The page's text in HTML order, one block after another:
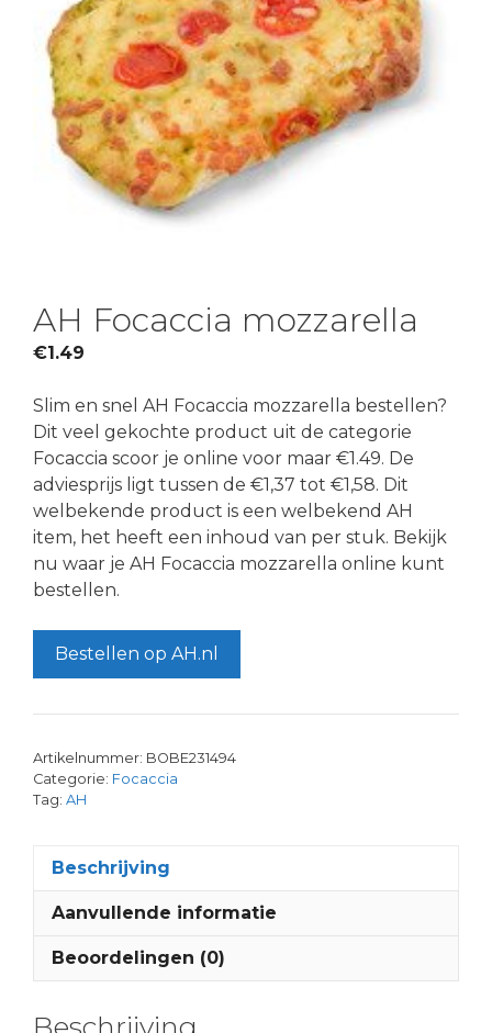
AH Focaccia mozzarella
€1.49
Slim en snel AH Focaccia mozzarella bestellen?
Dit veel gekochte product uit de categorie
Focaccia scoor je online voor maar €1.49. De
adviesprijs ligt tussen de €1,37 tot €1,58. Dit
welbekende product is een welbekend AH
item, het heeft een inhoud van per stuk. Bekijk
nu waar je AH Focaccia mozzarella online kunt
bestellen.
Bestellen op AH.nl
Artikelnummer: BOBE231494
Categorie: Focaccia
Tag: AH
Beschrijving
Aanvullende informatie
Beoordelingen (0)
Beschrijving